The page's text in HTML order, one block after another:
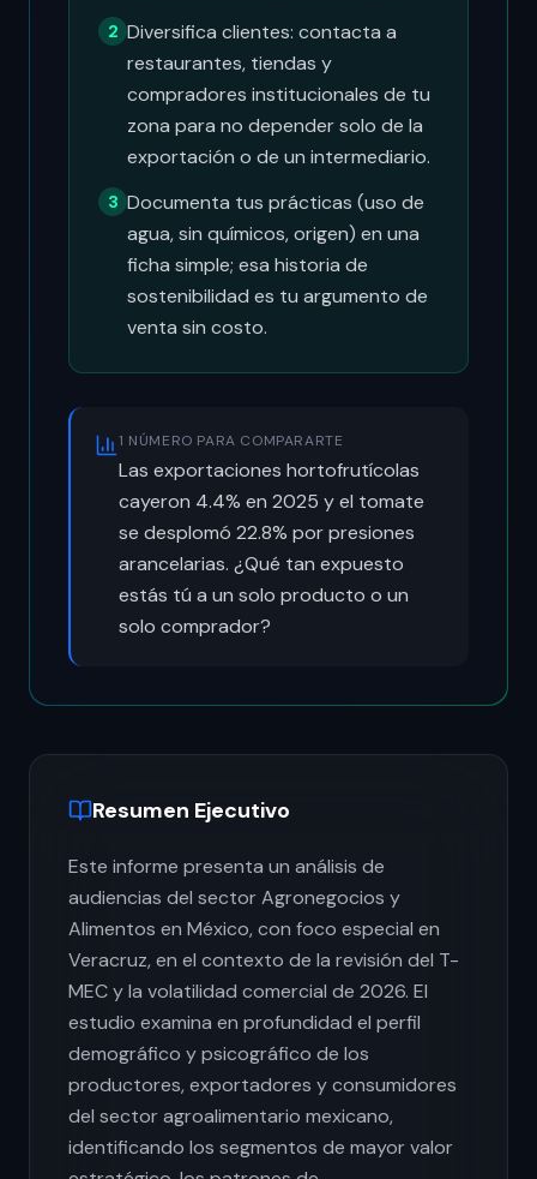
2 Diversifica clientes: contacta a
restaurantes, tiendas y
compradores institucionales de tu
zona para no depender solo de la
exportación o de un intermediario.
3 Documenta tus prácticas (uso de
agua, sin químicos, origen) en una
ficha simple; esa historia de
sostenibilidad es tu argumento de
venta sin costo.
1 NÚMERO PARA COMPARARTE
Las exportaciones hortofrutícolas
cayeron 4.4% en 2025 y el tomate
se desplomó 22.8% por presiones
arancelarias. ¿Qué tan expuesto
estás tú a un solo producto o un
solo comprador?
Resumen Ejecutivo
Este informe presenta un análisis de
audiencias del sector Agronegocios y
Alimentos en México, con foco especial en
Veracruz, en el contexto de la revisión del T-
MEC y la volatilidad comercial de 2026. El
estudio examina en profundidad el perfil
demográfico y psicográfico de los
productores, exportadores y consumidores
del sector agroalimentario mexicano,
identificando los segmentos de mayor valor